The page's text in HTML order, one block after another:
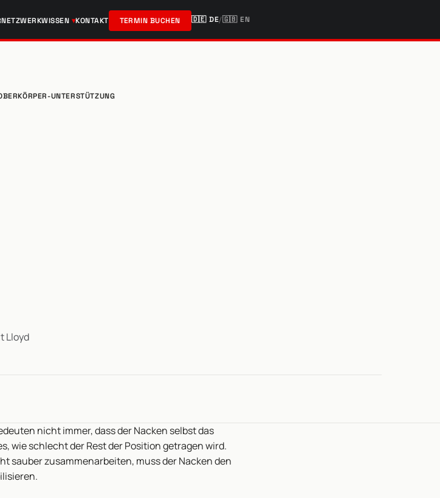
🇩🇪 DE/🇬🇧 EN
WISSEN KONTAKT TERMIN BUCHEN
UNTERSTÜTZUNG
Lloyd
nicht immer, dass der Nacken selbst das
wie schlecht der Rest der Position getragen wird.
sauber zusammenarbeiten, muss der Nacken den